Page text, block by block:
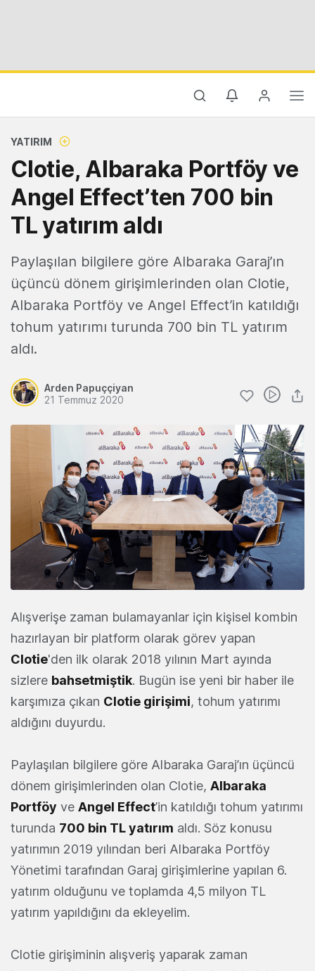
YATIRIM
Clotie, ​Albaraka Portföy ve
Angel Effect’ten 700 bin
TL yatırım aldı
Paylaşılan bilgilere göre Albaraka Garaj’ın
üçüncü dönem girişimlerinden olan Clotie,
Albaraka Portföy ve Angel Effect’in katıldığı
tohum yatırımı turunda 700 bin TL yatırım
aldı.
Arden Papuççiyan
21 Temmuz 2020
Alışverişe zaman bulamayanlar için kişisel kombin
hazırlayan bir platform olarak görev yapan
Clotie'den ilk olarak 2018 yılının Mart ayında
sizlere bahsetmiştik. Bugün ise yeni bir haber ile
karşımıza çıkan Clotie girişimi, tohum yatırımı
aldığını duyurdu.
Paylaşılan bilgilere göre Albaraka Garaj’ın üçüncü
dönem girişimlerinden olan Clotie, Albaraka
Portföy ve Angel Effect’in katıldığı tohum yatırımı
turunda 700 bin TL yatırım aldı. Söz konusu
yatırımın 2019 yılından beri Albaraka Portföy
Yönetimi tarafından Garaj girişimlerine yapılan 6.
yatırım olduğunu ve toplamda 4,5 milyon TL
yatırım yapıldığını da ekleyelim.
Clotie girişiminin alışveriş yaparak zaman